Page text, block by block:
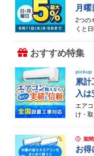
月曜
2つの
くと
おすすめ特集
pickup
累計
入は
エア
け・
期
お得